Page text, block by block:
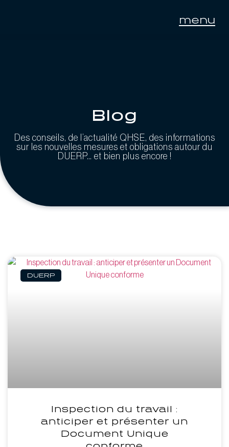
menu
Blog
Des conseils, de l’actualité QHSE, des informations
sur les nouvelles mesures et obligations autour du
DUERP… et bien plus encore !
DUERP
Inspection du travail :
anticiper et présenter un
Document Unique